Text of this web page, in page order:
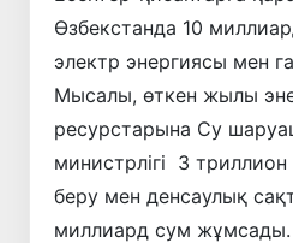
Өзбекстанда 10
электр энергиясы мен
Мысалы, өткен жылы
ресурстарына Су
министрлігі 3 триллион
беру мен денсаулық
миллиард сум жұмсады.